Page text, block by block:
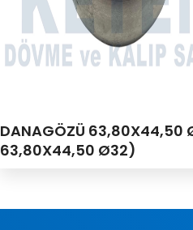
DANAGÖZÜ 63,80X44,50
63,80X44,50 Ø32)